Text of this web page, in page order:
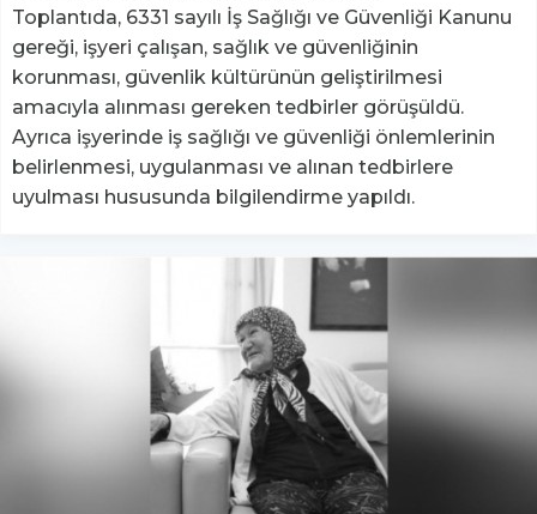
Toplantıda, 6331 sayılı İş Sağlığı ve Güvenliği Kanunu
gereği, işyeri çalışan, sağlık ve güvenliğinin
korunması, güvenlik kültürünün geliştirilmesi
amacıyla alınması gereken tedbirler görüşüldü.
Ayrıca işyerinde iş sağlığı ve güvenliği önlemlerinin
belirlenmesi, uygulanması ve alınan tedbirlere
uyulması hususunda bilgilendirme yapıldı.